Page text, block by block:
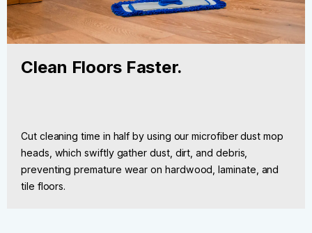
Clean Floors Faster.
Cut cleaning time in half by using our microfiber dust mop
heads, which swiftly gather dust, dirt, and debris,
preventing premature wear on hardwood, laminate, and
tile floors.